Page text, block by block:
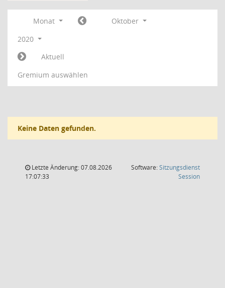
Monat
Oktober
2020
Aktuell
Gremium auswählen
Keine Daten gefunden.
Letzte Änderung: 07.08.2026
17:07:33
Software:Sitzungsdienst
Session(Wird in